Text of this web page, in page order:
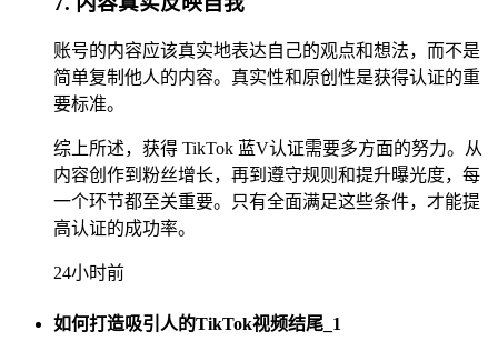
账号的内容应该真实地表达自己的观点和想法，而不是
简单复制他人的内容。真实性和原创性是获得认证的重
要标准。
综上所述，获得 TikTok 蓝V认证需要多方面的努力。从
内容创作到粉丝增长，再到遵守规则和提升曝光度，每
一个环节都至关重要。只有全面满足这些条件，才能提
高认证的成功率。
24小时前
如何打造吸引人的TikTok视频结尾_1